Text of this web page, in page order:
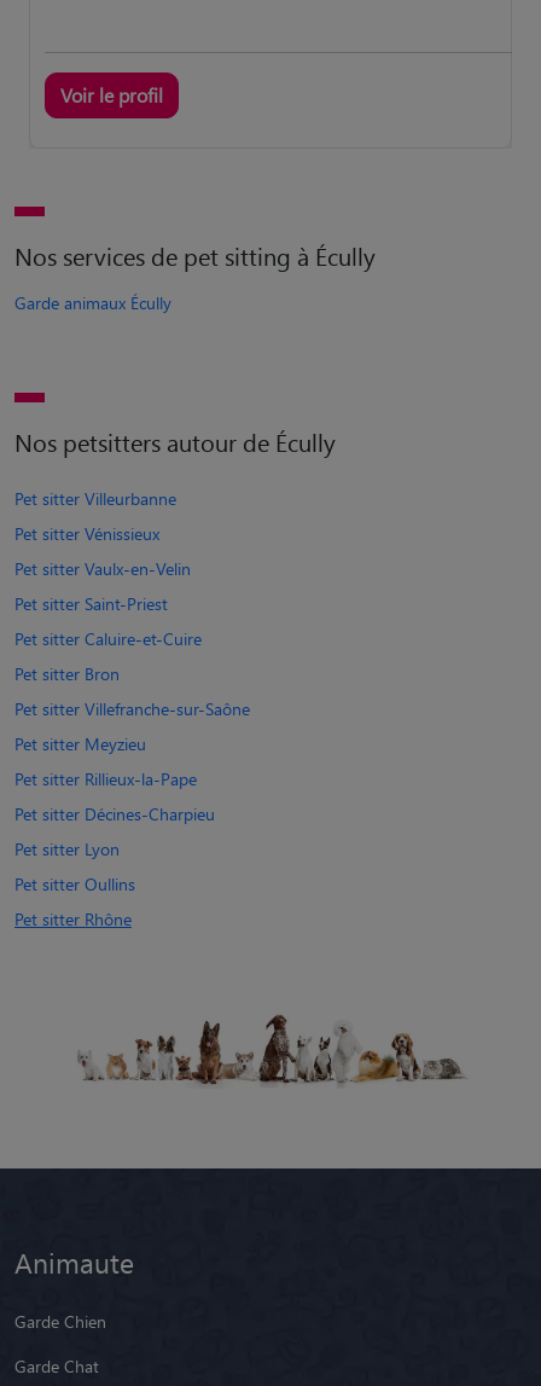
Voir le profil
Nos services de pet sitting à Écully
Garde animaux Écully
Nos petsitters autour de Écully
Pet sitter Villeurbanne
Pet sitter Vénissieux
Pet sitter Vaulx-en-Velin
Pet sitter Saint-Priest
Pet sitter Caluire-et-Cuire
Pet sitter Bron
Pet sitter Villefranche-sur-Saône
Pet sitter Meyzieu
Pet sitter Rillieux-la-Pape
Pet sitter Décines-Charpieu
Pet sitter Lyon
Pet sitter Oullins
Pet sitter Rhône
Animaute
Garde Chien
Garde Chat